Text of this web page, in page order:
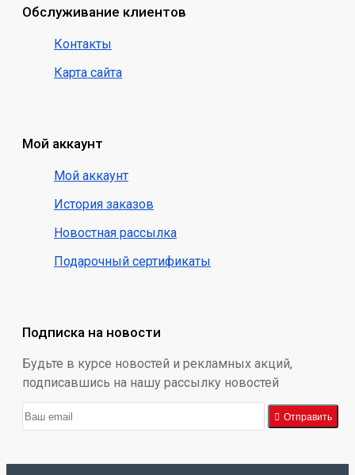
Обслуживание клиентов
Контакты
Карта сайта
Мой аккаунт
Мой аккаунт
История заказов
Новостная рассылка
Подарочный сертификаты
Подписка на новости
Будьте в курсе новостей и рекламных акций,
подписавшись на нашу рассылку новостей
Отправить